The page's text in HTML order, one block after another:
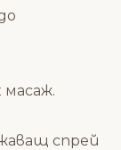
масаж.
спрей